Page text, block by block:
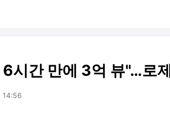
시간 만에 3억 뷰"…로
14:56